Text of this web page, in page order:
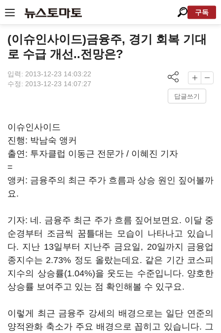
구독
(이슈인사이드)금융주, 경기 회복 기대
로 수급 개선..전망은?
입력: 2013-12-23 14:03:22
수정: 2013-12-23 14:07:27
답글쓰기
이슈인사이드
진행: 박남숙 앵커
출연: 투자클럽 이동근 전문가 / 이혜진 기자
=
앵커: 금융주의 최근 주가 흐름과 상승 원인 짚어볼까
요.
기자: 네. 금융주 최근 주가 흐름 짚어보면요. 이달 중
순경부터 조금씩 꿈틀대는 모습이 나타나고 있습니
다. 지난 13일부터 지난주 금요일, 20일까지 금융업
종지수는 2.73% 정도 올랐는데요. 같은 기간 코스피
지수의 상승률(1.04%)을 웃도는 수준입니다. 양호한
상승률 보여주고 있는 점 확인해볼 수 있구요.
이렇게 최근 금융주 강세의 배경으로는 일단 연준의
양적완화 축소가 주요 배경으로 꼽히고 있습니다. 그